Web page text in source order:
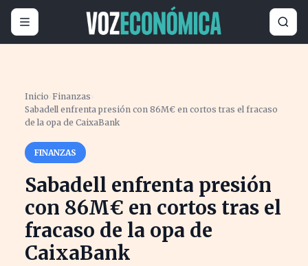
Inicio ›Finanzas ›
Sabadell enfrenta presión con 86M€ en cortos tras el fracaso
de la opa de CaixaBank
FINANZAS
Sabadell enfrenta presión
con 86M€ en cortos tras el
fracaso de la opa de
CaixaBank